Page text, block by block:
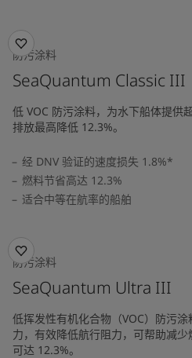
防污涂料
SeaQuantum Classic III
低 VOC 防污涂料，为水下船体提供
排放最高降低 12.3%。
经 DNV 验证的速度损失 1.8%*
燃料节省高达 12.3%
适合中等在航率的船舶
防污涂料
SeaQuantum Ultra III
低挥发性有机化合物（VOC）防污
力，有效降低航行阻力，可帮助减
可达 12.3%。